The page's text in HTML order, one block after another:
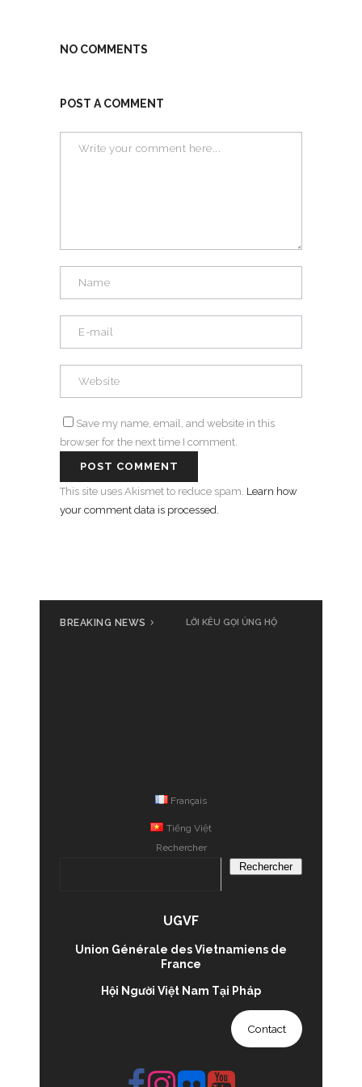
NO COMMENTS
POST A COMMENT
Save my name, email, and website in this
browser for the next time I comment.
This site uses Akismet to reduce spam. Learn how
your comment data is processed.
BREAKING NEWS LỜI KÊU GỌI ỦNG HỘ
Français
Tiếng Việt
Rechercher
Rechercher
UGVF
Union Générale des Vietnamiens de
France
Hội Người Việt Nam Tại Pháp
Contact